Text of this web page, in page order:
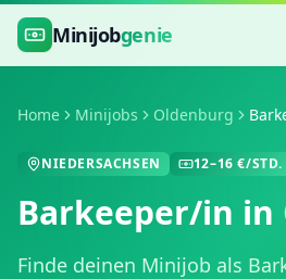
Zum Hauptinhalt springen
Minijobgenie
Home Minijobs Oldenburg
NIEDERSACHSEN 12–16 €/STD.
Barkeeper/in in
Finde deinen Minijob als